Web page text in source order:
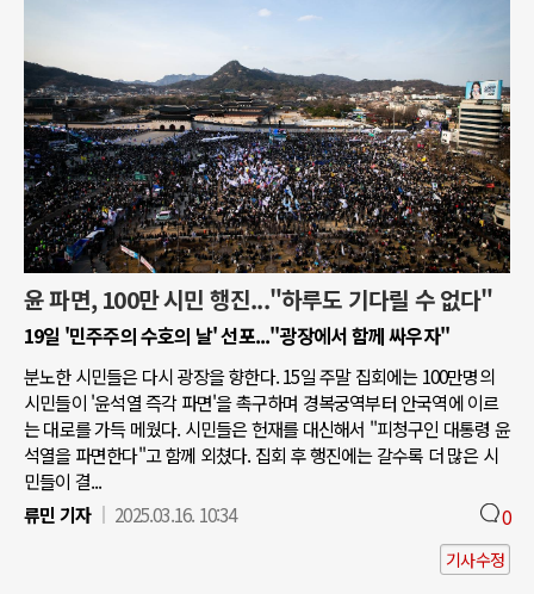
윤 파면, 100만 시민 행진..."하루도 기다릴 수 없다"
19일 '민주주의 수호의 날' 선포..."광장에서 함께 싸우자"
분노한 시민들은 다시 광장을 향한다. 15일 주말 집회에는 100만명의
시민들이 '윤석열 즉각 파면'을 촉구하며 경복궁역부터 안국역에 이르
는 대로를 가득 메웠다. 시민들은 헌재를 대신해서 "피청구인 대통령 윤
석열을 파면한다"고 함께 외쳤다. 집회 후 행진에는 갈수록 더 많은 시
민들이 결...
류민 기자
2025.03.16. 10:34 0
기사수정